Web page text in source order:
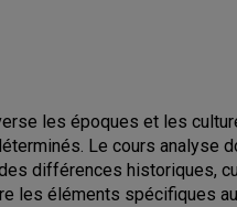
les époques et les
Le cours analyse
différences historiques,
les éléments spécifiques